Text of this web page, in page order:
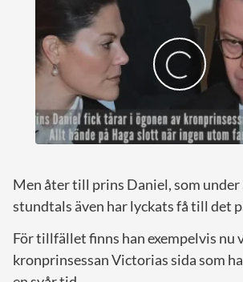
Men åter till prins Daniel, som under
stundtals även har lyckats få till det
För tillfället finns han exempelvis nu
kronprinsessan Victorias sida som